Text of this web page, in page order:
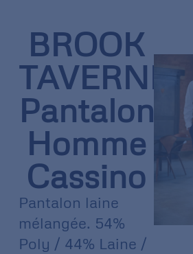
BROOK
TAVERNER
Pantalon
Homme
Cassino
Pantalon laine
mélangée. 54%
Poly / 44% Laine /